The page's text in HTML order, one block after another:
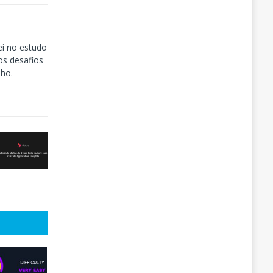
no estudo
desafios